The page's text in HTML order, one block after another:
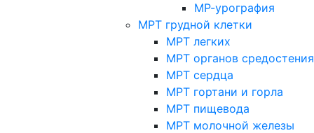
МР-урография
МРТ грудной клетки
МРТ легких
МРТ органов средостения
МРТ сердца
МРТ гортани и горла
МРТ пищевода
МРТ молочной железы